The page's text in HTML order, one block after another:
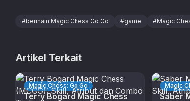
#bermain Magic Chess Go Go #game #Magic
Artikel Terkait
Magic Chess: Go Go
Terry Bogard Magic Chess
Magic
Saber